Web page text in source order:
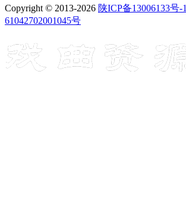
Copyright © 2013-2026 陕ICP备13006133号-1
61042702001045号